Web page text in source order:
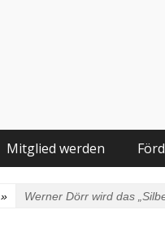
Mitglied werden
» Werner Dörr wird das